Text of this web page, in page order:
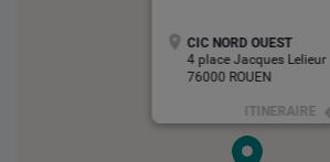
CIC NORD OUEST
4 place Jacques Lelieur
76000 ROUEN
ITINERAIRE